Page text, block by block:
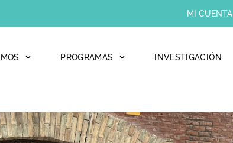
MI CUENTA
PROGRAMAS INVESTIGACIÓN